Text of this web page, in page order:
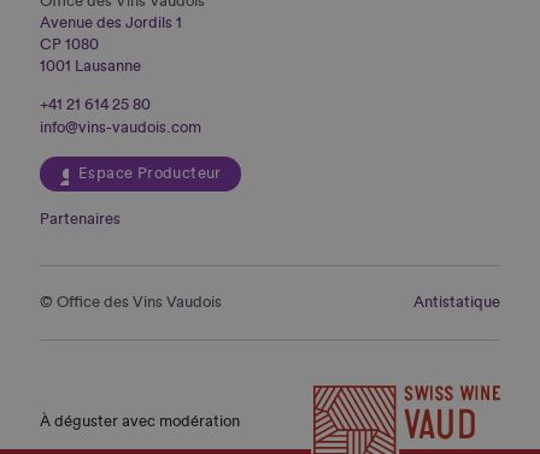
Avenue des Jordils 1
CP 1080
1001 Lausanne
+41 21 614 25 80
info@vins-vaudois.com
Espace Producteur
Partenaires
© Office des Vins Vaudois Antistatique
À déguster avec modération